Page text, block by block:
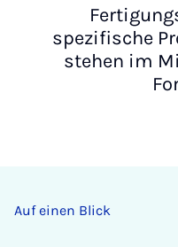
spezifische
stehen im
Auf einen Blick